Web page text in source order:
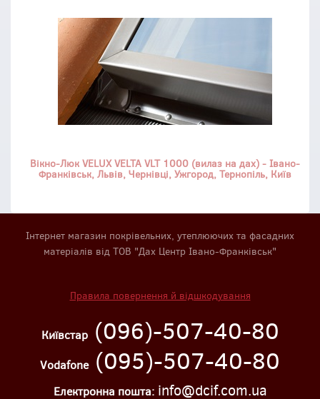
Вікно-Люк VELUX VELTA VLT 1000 (вилаз на дах) - Івано-
Франківськ, Львів, Чернівці, Ужгород, Тернопіль, Київ
Інтернет магазин покрівельних, утеплюючих та фасадних
матеріалів від ТОВ "Дах Центр Івано-Франківськ"
Правила повернення й відшкодування
Київстар(096)-507-40-80
Vodafone(095)-507-40-80
Електронна пошта:info@dcif.com.ua